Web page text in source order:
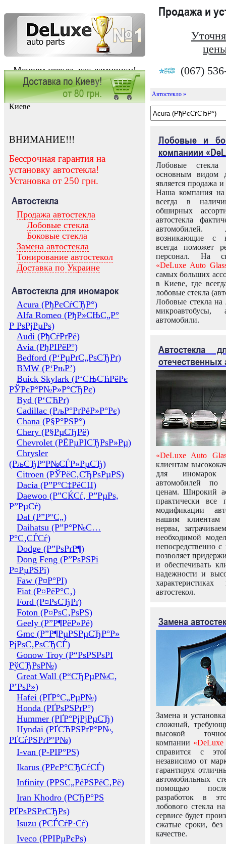
Меняем стекла, как лампочки!
Продажа и
(067)
Заказать установку автостекла в
Киеве
ВНИМАНИЕ!!!
Бессрочная гарантия на
установку автостекла!
Установка от 250 грн.
Автостекла
Продажа автостекла
Лобовые стекла
Боковые стекла
Замена автостекла
Тонирование автостекол
Доставка по Украине
Автостекла для иномарок
Acura (РђРєСѓСЂР°)
Alfa Romeo (РђР»СЊС„Р°
Р РѕРјРµРѕ)
Audi (РђСѓРґРё)
Avia (РђРІРёР°)
Bedford (Р‘РµРґС„РѕСЂРґ)
BMW (Р‘РњР’)
Buick Skylark (Р‘СЊСЋРёРє
РЎРєР°Р№Р»Р°СЂРє)
Byd (Р‘СЋРґ)
Cadillac (РљР°РґРёР»Р°Рє)
Chana (Р§Р°РЅР°)
Chery (Р§РµСЂРё)
Chevrolet (РЁРµРІСЂРѕР»Рµ)
Chrysler
(РљСЂР°Р№СЃР»РµСЂ)
Citroen (РЎРёС‚СЂРѕРµРЅ)
Dacia (Р”Р°С‡РёСЏ)
Daewoo (Р”СЌСѓ, Р”РµРѕ,
Р”РµСѓ)
Daf (Р”Р°С„)
Daihatsu (Р”Р°Р№С…
Р°С‚СЃСѓ)
Dodge (Р”РѕРґР¶)
Dong Feng (Р”РѕРЅРі
Р¤РµРЅРі)
Faw (Р¤Р°РІ)
Fiat (Р¤РёР°С‚)
Ford (Р¤РѕСЂРґ)
Foton (Р¤РѕС‚РѕРЅ)
Geely (Р”Р¶РёР»Рё)
Gmc (Р”Р¶РµРЅРµСЂР°Р»
РјРѕС‚РѕСЂСЃ)
Gonow Troy (Р“РѕРЅРѕРІ
РўСЂРѕР№)
Great Wall (Р“СЂРµР№С‚
Р’РѕР»)
Hafei (РҐР°С„РµР№)
Honda (РҐРѕРЅРґР°)
Hummer (РҐР°РјРјРµСЂ)
Hyndai (РҐСЋРЅРґР°Р№,
РҐСѓРЅРґР°Р№)
I-van (Р-РІР°РЅ)
Ikarus (РРєР°СЂСѓСЃ)
Infinity (РРЅС„РёРЅРёС‚Рё)
Iran Khodro (РСЂР°РЅ
РҐРѕРЅРґСЂРѕ)
Isuzu (РСЃСѓР·Сѓ)
Iveco (РРІРµРєРѕ)
Автостекло »
Лобовые и
компаниии
Лобовые
основным видом
является продажа и
Наша компания на
всегда в
обширных
автостекла
возникающие с
всегда поможет
персонал. На
«DeLuxe Auto
самых больших
в Киеве, где
лобовые стекла
Лобовые стекла на
микроавтобусы,
автомобили.
Автостекла
отечественных
«DeLuxe Auto
клиентам
для иномарок
автомобилей
ценам. Широкий
практически все
модификации
нашим клиентам
нервы,
необходимой
непосредственно
позволяет
и обеспечивать
надежности и
автостекол.
Замена
Замена и
сложный,
высокой
компании «DeLuxe
справится с
независимо от
гарантируя
автомобильных
помощью
разработок в
лобового стекла
сервисе будет
сжатые сроки,
качестве.